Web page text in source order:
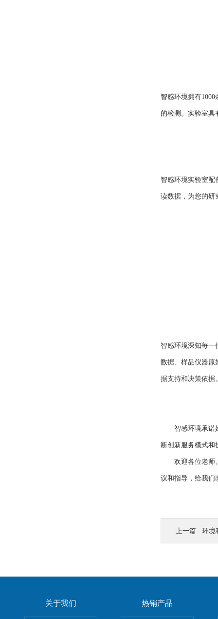
智感环境拥有
的检测。实验室具
智感环境实验室配
读数据，为您的研
智感环境深知每一
数据、样品仪器原
据支持和决策依据
智感环境承诺
断创新服务模式和
欢迎各位老师
议和指导，给我们
上一篇 : 环境
关于我们 热销产品